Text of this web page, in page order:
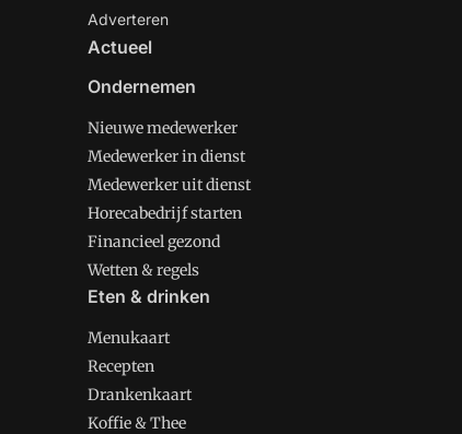
Adverteren
Actueel
Ondernemen
Nieuwe medewerker
Medewerker in dienst
Medewerker uit dienst
Horecabedrijf starten
Financieel gezond
Wetten & regels
Eten & drinken
Menukaart
Recepten
Drankenkaart
Koffie & Thee